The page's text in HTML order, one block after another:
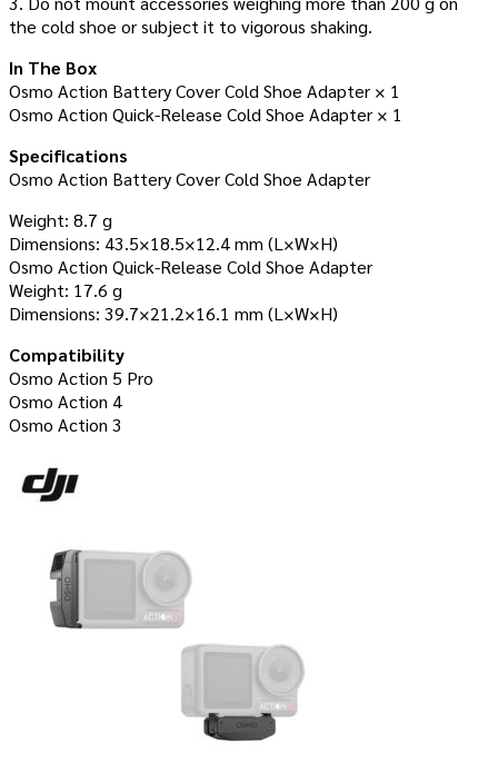
the cold shoe or subject it to vigorous shaking.
In The Box
Osmo Action Battery Cover Cold Shoe Adapter × 1
Osmo Action Quick-Release Cold Shoe Adapter × 1
Specifications
Osmo Action Battery Cover Cold Shoe Adapter
Weight: 8.7 g
Dimensions: 43.5×18.5×12.4 mm (L×W×H)
Osmo Action Quick-Release Cold Shoe Adapter
Weight: 17.6 g
Dimensions: 39.7×21.2×16.1 mm (L×W×H)
Compatibility
Osmo Action 5 Pro
Osmo Action 4
Osmo Action 3